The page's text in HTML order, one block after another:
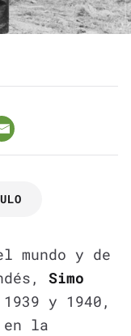
mundo y de
Simo
y 1940,
en la